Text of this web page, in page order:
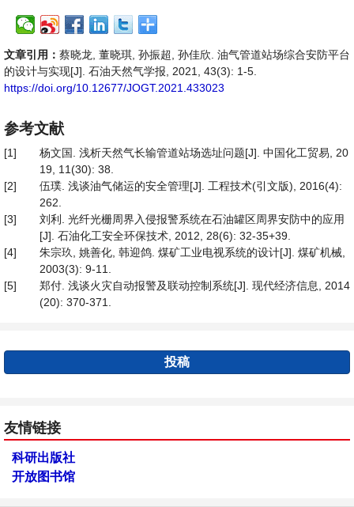
文章引用： 蔡晓龙, 董晓琪, 孙振超, 孙佳欣. 油气管道站场综合安防平台
的设计与实现[J]. 石油天然气学报, 2021, 43(3): 1-5.
https://doi.org/10.12677/JOGT.2021.433023
参考文献
[1]
杨文国. 浅析天然气长输管道站场选址问题[J]. 中国化工贸易, 20
19, 11(30): 38.
[2]
伍璞. 浅谈油气储运的安全管理[J]. 工程技术(引文版), 2016(4):
262.
[3]
刘利. 光纤光栅周界入侵报警系统在石油罐区周界安防中的应用
[J]. 石油化工安全环保技术, 2012, 28(6): 32-35+39.
[4]
朱宗玖, 姚善化, 韩迎鸽. 煤矿工业电视系统的设计[J]. 煤矿机械,
2003(3): 9-11.
[5]
郑付. 浅谈火灾自动报警及联动控制系统[J]. 现代经济信息, 2014
(20): 370-371.
投稿
友情链接
科研出版社
开放图书馆